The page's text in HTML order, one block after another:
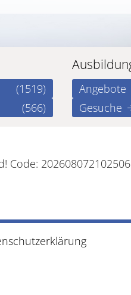
(1519)
(566)
Angebote
Gesuche
Code: